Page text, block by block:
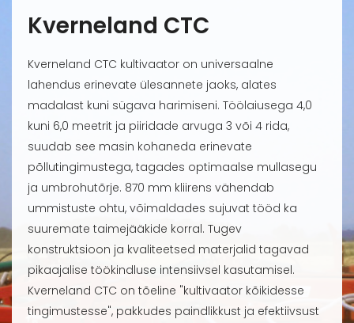
Kverneland CTC
Kverneland CTC kultivaator on universaalne
lahendus erinevate ülesannete jaoks, alates
madalast kuni sügava harimiseni. Töölaiusega 4,0
kuni 6,0 meetrit ja piiridade arvuga 3 või 4 rida,
suudab see masin kohaneda erinevate
põllutingimustega, tagades optimaalse mullasegu
ja umbrohutõrje. 870 mm kliirens vähendab
ummistuste ohtu, võimaldades sujuvat tööd ka
suuremate taimejääkide korral. Tugev
konstruktsioon ja kvaliteetsed materjalid tagavad
pikaajalise töökindluse intensiivsel kasutamisel.
Kverneland CTC on tõeline "kultivaator kõikidesse
tingimustesse", pakkudes paindlikkust ja efektiivsust